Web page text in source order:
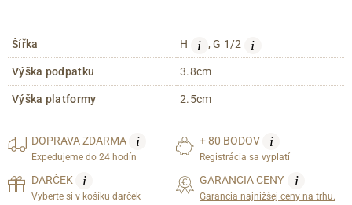
Šířka H i , G 1/2 i
Výška podpatku 3.8cm
Výška platformy 2.5cm
DOPRAVAZDARMA i
Expedujeme do 24 hodín
+ 80 BODOV i
Registrácia sa vyplatí
DARČEK i
Vyberte si v košíku darček
GARANCIA CENY i
Garancia najnižšej ceny na trhu.